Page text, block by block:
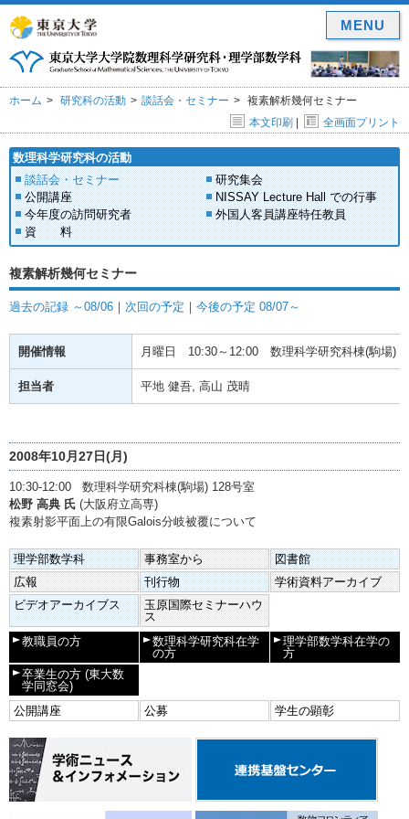
ホーム 研究科の活動 談話会・セミナー
複素解析幾何セミナー
本文印刷 | 全画面プリント
数理科学研究科の活動
談話会・セミナー
研究集会
公開講座
NISSAY Lecture Hall での行事
今年度の訪問研究者
外国人客員講座特任教員
資 料
複素解析幾何セミナー
過去の記録 ～08/06 ｜ 次回の予定 ｜ 今後の予定 08/07～
開催情報 月曜日 10:30～12:00 数理科学研究科棟(駒場)
担当者 平地 健吾, 高山 茂晴
2008年10月27日(月)
10:30-12:00 数理科学研究科棟(駒場) 128号室
松野 高典 氏 (大阪府立高専)
複素射影平面上の有限Galois分岐被覆について
理学部数学科 事務室から
図書館
広報
刊行物
学術資料アーカイブ
ビデオアーカイブス
玉原国際セミナーハウ
ス
教職員の方
数理科学研究科在学
の方
理学部数学科在学の
方
卒業生の方 (東大数
学同窓会)
公開講座
公募 学生の顕彰
MENU